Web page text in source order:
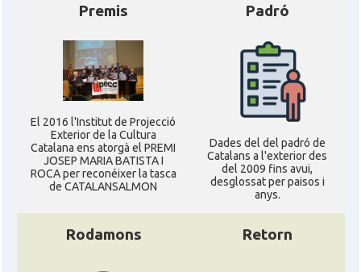
Premis
El 2016 l'Institut de Projecció
Exterior de la Cultura
Catalana ens atorgà el PREMI
JOSEP MARIA BATISTA I
ROCA per reconéixer la tasca
de CATALANSALMON
Padró
Dades del del padró de
Catalans a l'exterior des
del 2009 fins avui,
desglossat per paisos i
anys.
Rodamons Retorn